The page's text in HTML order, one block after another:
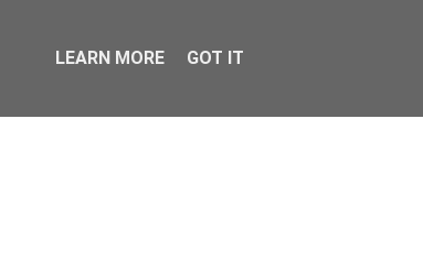
LEARN MORE GOT IT